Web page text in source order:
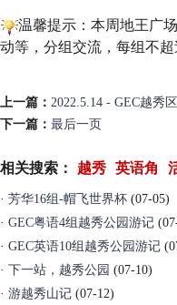
温馨提示：本周地王广
动等，分组交流，每组不
上一篇： 2022.5.14 - GEC越秀
下一篇： 最后一页
相关搜索： 越秀 英语角
· 芳华16组-帽飞世界杯 (07-05)
· GEC粤语4组越秀公园游记
· GEC英语10组越秀公园游记
· 下一站，越秀公园 (07-10)
· 游越秀山记 (07-12)